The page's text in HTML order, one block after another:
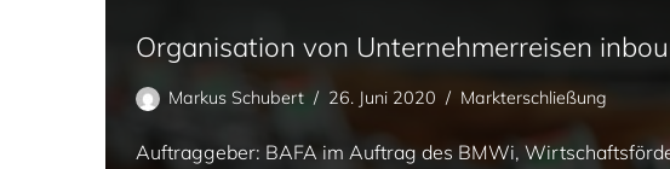
Organisation von Unternehmerreisen
Markus Schubert 26. Juni 2020 Markterschließung
Auftraggeber: BAFA im Auftrag des BMWi,